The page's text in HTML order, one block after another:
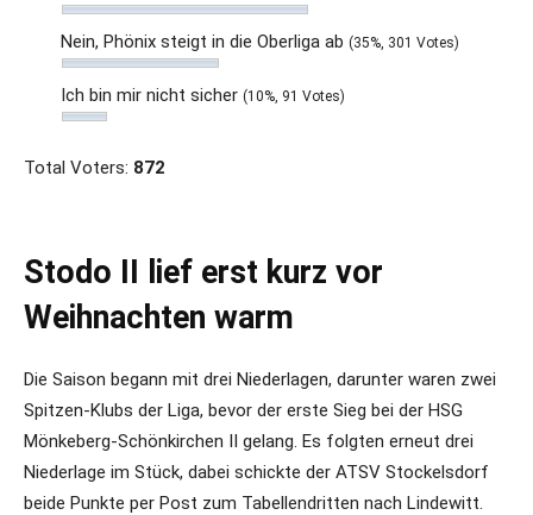
Nein, Phönix steigt in die Oberliga ab (35%, 301 Votes)
Ich bin mir nicht sicher (10%, 91 Votes)
Total Voters: 872
Stodo II lief erst kurz vor
Weihnachten warm
Die Saison begann mit drei Niederlagen, darunter waren zwei
Spitzen-Klubs der Liga, bevor der erste Sieg bei der HSG
Mönkeberg-Schönkirchen II gelang. Es folgten erneut drei
Niederlage im Stück, dabei schickte der ATSV Stockelsdorf
beide Punkte per Post zum Tabellendritten nach Lindewitt.